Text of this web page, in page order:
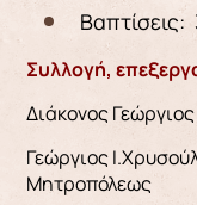
Βαπτίσεις:
Συλλογή,
Διάκονος
Γεώργιος
Μητροπόλεως